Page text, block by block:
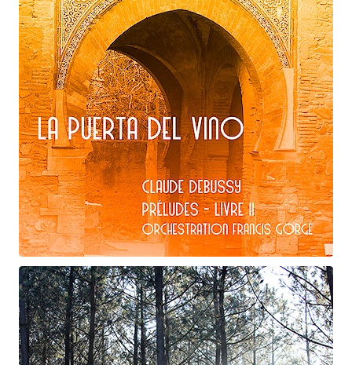
Claude Debussy
La puerta del vino